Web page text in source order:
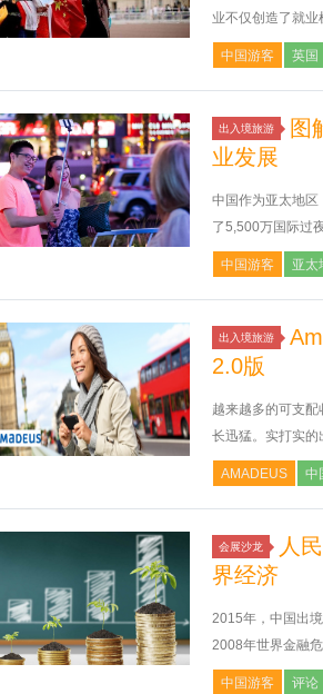
业不仅创造了就业
中国游客 英国
出入境旅游
图
业发展
中国作为亚太地
了5,500万国际过
中国游客 亚太
出入境旅游
2.0版
越来越多的可支
长迅猛。实打实的
AMADEUS 中
会展沙龙
人
界经济
2015年，中国出
2008年世界金融
中国游客 评论